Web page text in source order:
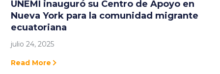
UNEMI inauguró su Centro de Apoyo en
Nueva York para la comunidad migrante
ecuatoriana
julio 24, 2025
Read More